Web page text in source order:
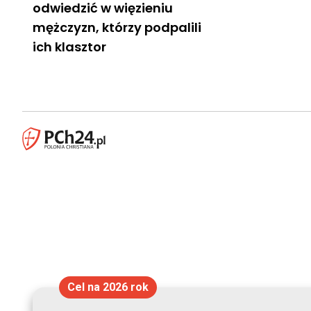
odwiedzić w więzieniu
mężczyzn, którzy podpalili
ich klasztor
Cel na 2026 rok